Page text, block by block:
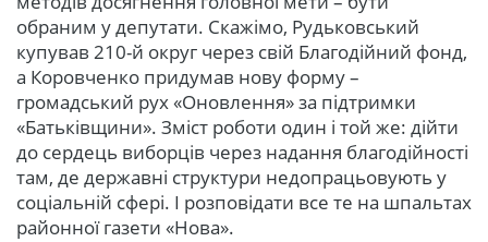
обраним у депутати. Скажімо, Рудьковський
купував 210-й округ через свій Благодійний фонд,
а Коровченко придумав нову форму –
громадський рух «Оновлення» за підтримки
«Батьківщини». Зміст роботи один і той же: дійти
до сердець виборців через надання благодійності
там, де державні структури недопрацьовують у
соціальній сфері. І розповідати все те на шпальтах
районної газети «Нова».